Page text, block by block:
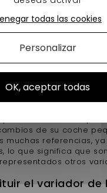
de velocidad
simplificado e
la caja de cambios
del motor y el otro el
de la caja de
la polea y replica la
de la llave puede
de caja de cambios
particular como un
de su coche
muchas referencias,
lo que significa que
otros
el variador
OK, aceptar todas
todas las cookies
Personalizar